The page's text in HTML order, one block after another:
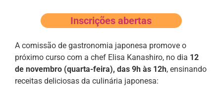
Inscrições abertas
A comissão de gastronomia japonesa promove o
próximo curso com a chef Elisa Kanashiro, no dia 12
de novembro (quarta-feira), das 9h às 12h, ensinando
receitas deliciosas da culinária japonesa: